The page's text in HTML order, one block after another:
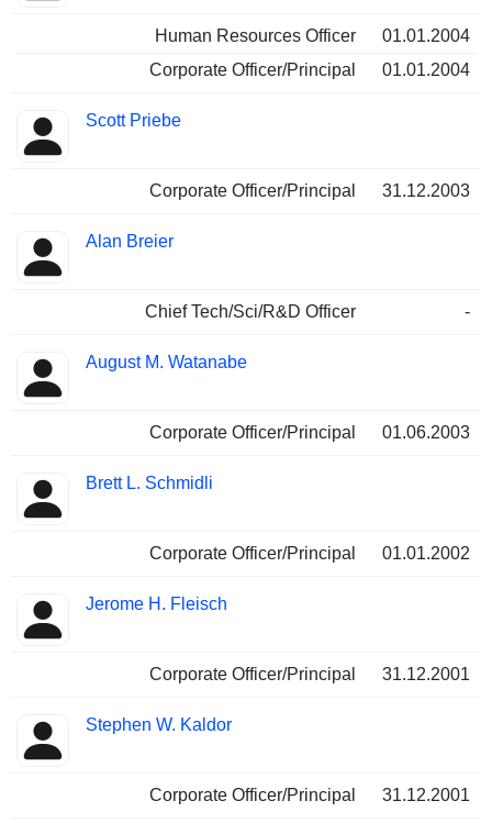
Human Resources Officer
01.01.2004
Corporate Officer/Principal
01.01.2004
Scott Priebe
Corporate Officer/Principal 31.12.2003
Alan Breier
Chief Tech/Sci/R&D Officer -
August M. Watanabe
Corporate Officer/Principal 01.06.2003
Brett L. Schmidli
Corporate Officer/Principal 01.01.2002
Jerome H. Fleisch
Corporate Officer/Principal 31.12.2001
Stephen W. Kaldor
Corporate Officer/Principal 31.12.2001